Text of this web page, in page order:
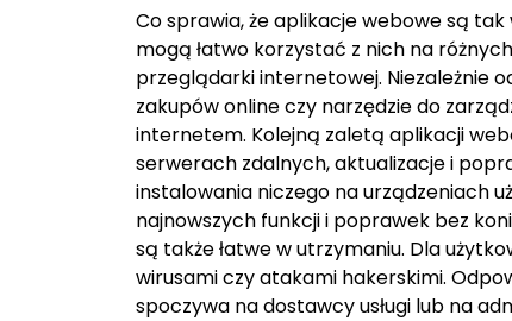
Co sprawia, że aplikacje webowe są
mogą łatwo korzystać z nich na
przeglądarki internetowej. Niezależnie
zakupów online czy narzędzie do
internetem. Kolejną zaletą aplikacji
serwerach zdalnych, aktualizacje i
instalowania niczego na urządzeniach
najnowszych funkcji i poprawek bez
są także łatwe w utrzymaniu. Dla
wirusami czy atakami hakerskimi.
spoczywa na dostawcy usługi lub na